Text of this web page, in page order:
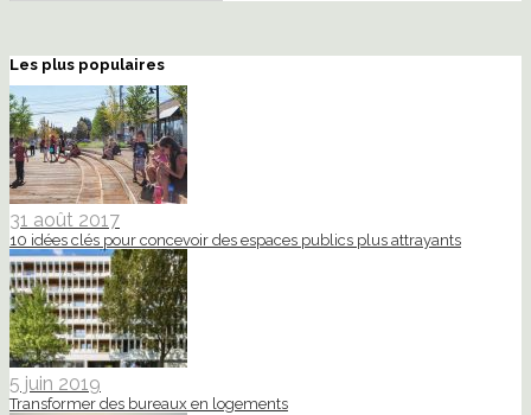
Les plus populaires
31 août 2017
10 idées clés pour concevoir des espaces publics plus attrayants
5 juin 2019
Transformer des bureaux en logements